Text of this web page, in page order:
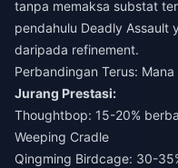
tanpa memaksa substat
pendahulu Deadly Assault
daripada refinement.
Perbandingan Terus:
Jurang Prestasi:
Thoughtbop: 15-20%
Weeping Cradle
Qingming Birdcage: 30-